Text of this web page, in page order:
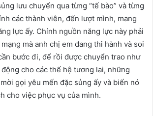
lưu chuyển qua từng “tế bào” và từng
các thành viên, đến lượt mình, mang
lực ấy. Chính nguồn năng lực này phải
mà anh chị em đang thi hành và soi
bước đi, để rồi được chuyển trao như
cho các thế hệ tương lai, những
gọi yêu mến đặc sủng ấy và biến nó
cho việc phục vụ của mình.